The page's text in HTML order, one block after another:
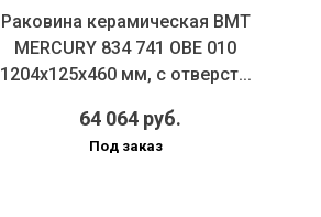
Раковина керамическая BMT
MERCURY 834 741 OBE 010
1204х125х460 мм, с отверст...
64 064 руб.
Под заказ